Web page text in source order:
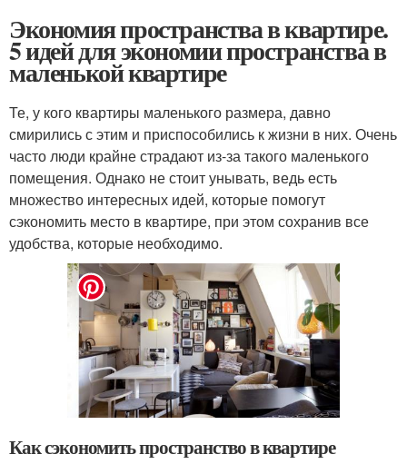
Экономия пространства в квартире.
5 идей для экономии пространства в
маленькой квартире
Те, у кого квартиры маленького размера, давно
смирились с этим и приспособились к жизни в них. Очень
часто люди крайне страдают из-за такого маленького
помещения. Однако не стоит унывать, ведь есть
множество интересных идей, которые помогут
сэкономить место в квартире, при этом сохранив все
удобства, которые необходимо.
Как сэкономить пространство в квартире